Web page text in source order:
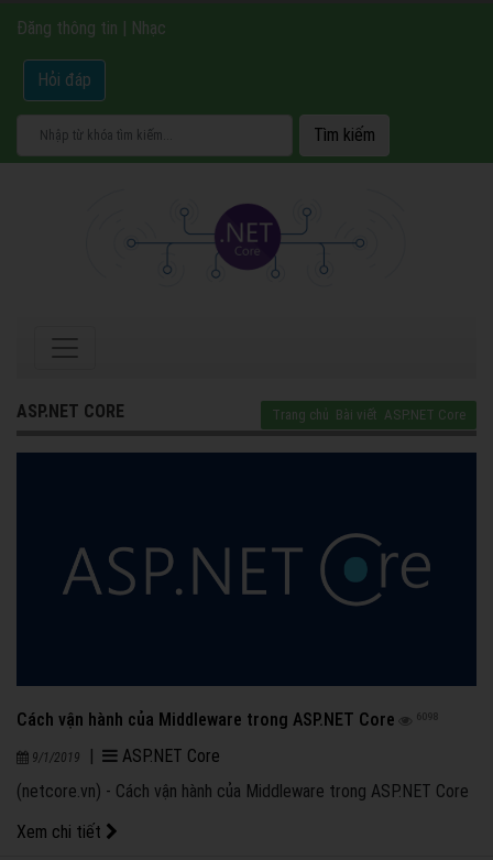
Đăng thông tin | Nhạc
Hỏi đáp
ASP.NET CORE Trang chủ Bài viết ASP.NET Core
Cách vận hành của Middleware trong ASP.NET Core 6098
9/1/2019
ASP.NET Core
(netcore.vn) - Cách vận hành của Middleware trong ASP.NET Core
Xem chi tiết